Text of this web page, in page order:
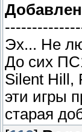
Эх... Не
До сих
Silent Hill,
эти игры
старая